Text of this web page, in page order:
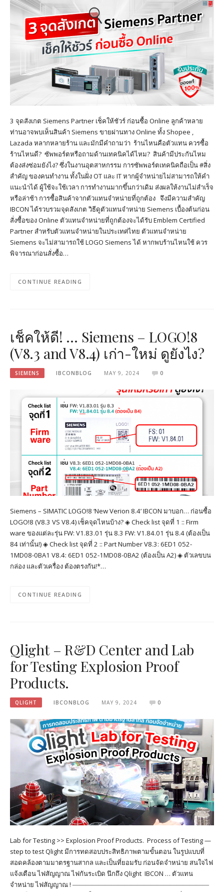
3 จุดสังเกต Siemens Partner เช็คให้ชัวร์ ก่อนซื้อ Online ลูกค้าหลาย
ท่านอาจพบเห็นสินค้า Siemens ขายผ่านทาง Online ทั้ง Shopee ,
Lazada หลากหลายร้าน และมักมีคำถามว่า ร้านไหนคือตัวแทน ควรซื้อ
ร้านไหนดี? ซัพพอร์ตหรือถามด้านเทคนิคได้ไหม? สินค้ามีประกันไหม
ต้องส่งซ่อมยังไง? ซึ่งในงานอุตสาหกรรม การซัพพอร์ตเทคนิคถือเป็น #สิ่ง
สำคัญ ของคนทำงาน ทั้งในฝั่ง OT และ IT หากผู้จำหน่ายไม่สามารถให้คำ
แนะนำได้ ผู้ใช้จะใช้เวลา การทำงานมากขึ้นกว่าเดิม ส่งผลให้งานไม่สำเร็จ
หรือล่าช้า การซื้อสินค้าจากตัวแทนจำหน่ายที่ถูกต้อง จึงมีความสำคัญ
IBCON ได้รวบรวมจุดสังเกต วิธีดูตัวแทนจำหน่าย Siemens เบื้องต้นก่อน
สั่งซื้อของ Online ตัวแทนจำหน่ายที่ถูกต้องจะได้รับ Emblem Certified
Partner สำหรับตัวแทนจำหน่ายในประเทศไทย ตัวแทนจำหน่าย
Siemens จะไม่สามารถใช้ LOGO Siemens ได้ หากพบร้านไหนใช้ ควร
พิจารณาก่อนสั่งซื้อ…
CONTINUE READING
เช็คให้ดี! … Siemens – LOGO!8
(V8.3 and V8.4) เก่า-ใหม่ ดูยังไง?
SIEMENS IBCONBLOG MAY 9, 2024 0
Siemens – SIMATIC LOGO!8 ‘New Verion 8.4’ IBCON มาบอก… ก่อนซื้อ
LOGO!8 (V8.3 VS V8.4) เช็คจุดไหนบ้าง? ◈ Check list จุดที่ 1 :: Firm
ware ของแต่ละรุ่น FW: V1.83.01 รุ่น 8.3 FW: V1.84.01 รุ่น 8.4 (ต้องเป็น
84 เท่านั้น!) ◈ Check list จุดที่ 2 :: Part Number V8.3: 6ED1 052-
1MD08-0BA1 V8.4: 6ED1 052-1MD08-0BA2 (ต้องเป็น A2) ◈ ตัวเลขบน
กล่อง และตัวเครื่อง ต้องตรงกัน!*…
CONTINUE READING
Qlight – R&D Center and Lab
for Testing Explosion Proof
Products.
QLIGHT IBCONBLOG MAY 9, 2024 0
Lab for Testing >> Explosion Proof Products. Process of Testing —
step to test Qlight มีการทดสอบประสิทธิภาพตามขั้นตอน ในรูปแบบที่
สอดคล้องตามมาตรฐานสากล และเป็นที่ยอมรับ ก่อนจัดจำหน่าย สนใจไฟ
แจ้งเตือน ไฟสัญญาณ ไฟกันระเบิด นึกถึง Qlight IBCON … ตัวแทน
จำหน่าย ไฟสัญญาณ ! ―――――――――――――――――――――